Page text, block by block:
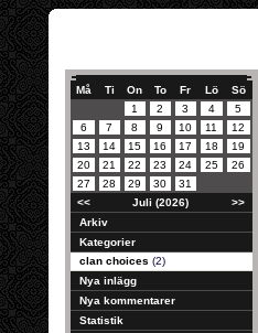
Må Ti On To Fr Lö
Sö
1
2 3 4
5
6
7 8 9 10 11
12
13
14 15 16 17 18
19
20
21 22 23 24 25
26
27
28 29 30
31
<<
Juli (2026)
>>
Arkiv
Kategorier
clan choices (2)
Nya inlägg
Nya kommentarer
Statistik